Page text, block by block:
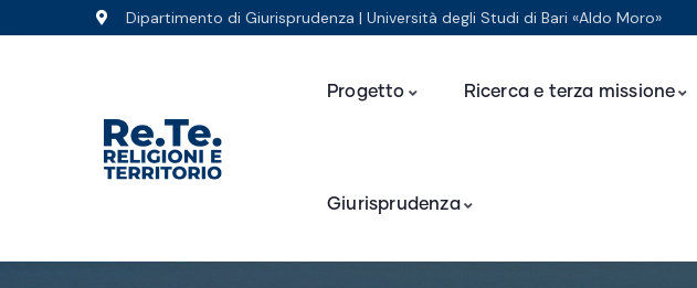
Dipartimento di Giurisprudenza | Università degli Studi di Bari «Aldo Moro»
Progetto Ricerca e terza missione
Giurisprudenza